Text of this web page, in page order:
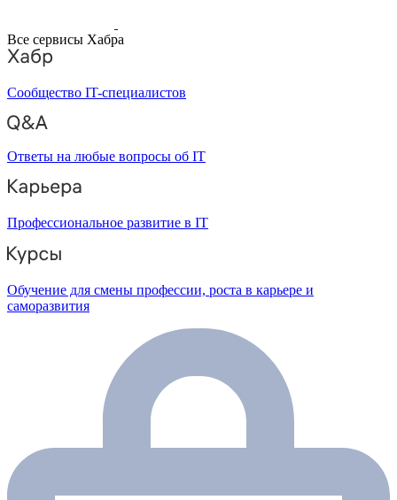
Все сервисы Хабра
Сообщество IT-специалистов
Ответы на любые вопросы об IT
Профессиональное развитие в IT
Обучение для смены профессии, роста в карьере и
саморазвития